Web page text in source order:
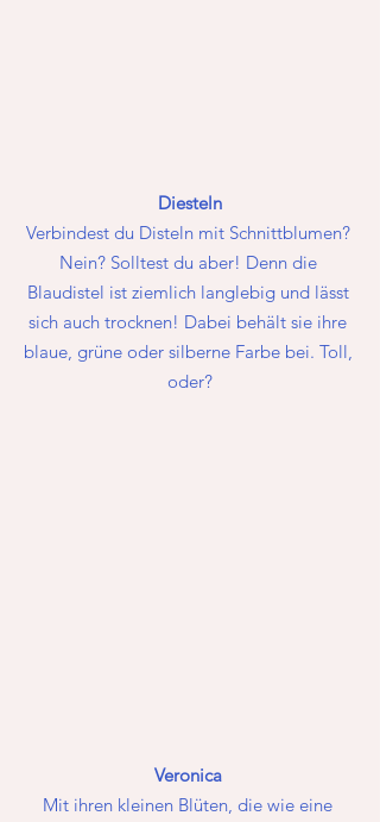
Diesteln
Verbindest du Disteln mit Schnittblumen?
Nein? Solltest du aber! Denn die
Blaudistel ist ziemlich langlebig und lässt
sich auch trocknen! Dabei behält sie ihre
blaue, grüne oder silberne Farbe bei. Toll,
oder?
Veronica
Mit ihren kleinen Blüten, die wie eine